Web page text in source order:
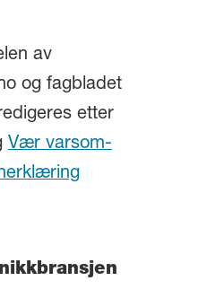
av
og fagbladet
etter
Vær varsom-